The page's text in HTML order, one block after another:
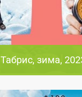
Табрис, зима,